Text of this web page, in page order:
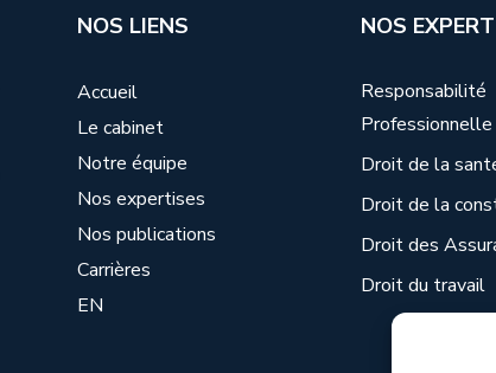
NOS LIENS
Accueil
Le cabinet
Notre équipe
Nos expertises
Nos publications
Carrières
EN
NOS
Responsabilité
Professionnelle
Droit de la
Droit de la
Droit des
Droit du travail